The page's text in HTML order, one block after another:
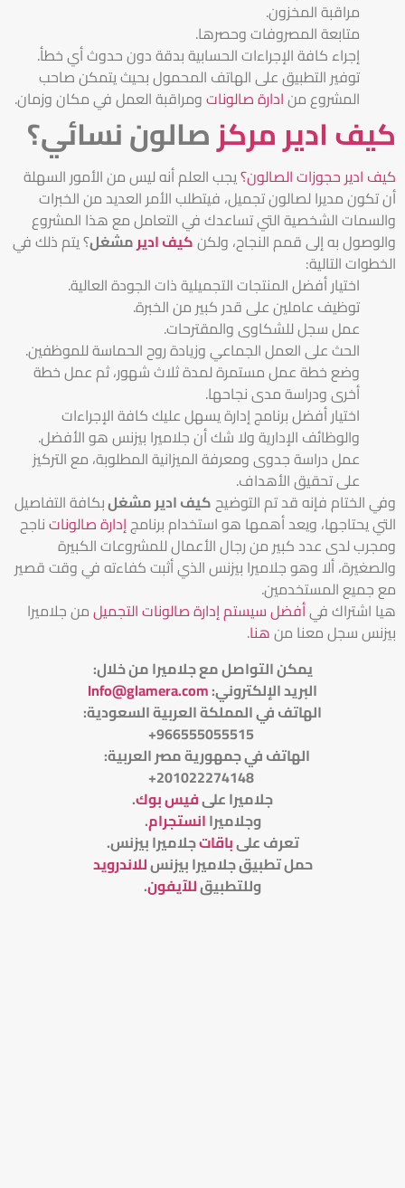
مراقبة المخزون.
متابعة المصروفات وحصرها.
إجراء كافة الإجراءات الحسابية بدقة دون حدوث أي خطأ.
توفير التطبيق على الهاتف المحمول بحيث يتمكن صاحب
المشروع منادارة صالوناتومراقبة العمل في مكان وزمان.
كيف ادير مركزصالون نسائي؟
كيف ادير حجوزات الصالون؟يجب العلم أنه ليس من الأمور السهلة
أن تكون مديرا لصالون تجميل، فيتطلب الأمر العديد من الخبرات
والسمات الشخصية التي تساعدك في التعامل مع هذا المشروع
والوصول به إلى قمم النجاح، ولكنكيف اديرمشغل؟ يتم ذلك في
الخطوات التالية:
اختيار أفضل المنتجات التجميلية ذات الجودة العالية.
توظيف عاملين على قدر كبير من الخبرة.
عمل سجل للشكاوى والمقترحات.
الحث على العمل الجماعي وزيادة روح الحماسة للموظفين.
وضع خطة عمل مستمرة لمدة ثلاث شهور، ثم عمل خطة
أخرى ودراسة مدى نجاحها.
اختيار أفضل برنامج إدارة يسهل عليك كافة الإجراءات
والوظائف الإدارية ولا شك أن جلاميرا بيزنس هو الأفضل.
عمل دراسة جدوى ومعرفة الميزانية المطلوبة، مع التركيز
على تحقيق الأهداف.
وفي الختام فإنه قد تم التوضيحكيف ادير مشغلبكافة التفاصيل
التي يحتاجها، ويعد أهمها هو استخدام برنامجإدارة صالوناتناجح
ومجرب لدى عدد كبير من رجال الأعمال للمشروعات الكبيرة
والصغيرة، ألا وهو جلاميرا بيزنس الذي أثبت كفاءته في وقت قصير
مع جميع المستخدمين.
هيا اشتراك فيأفضل سيستم إدارة صالونات التجميلمن جلاميرا
بيزنس سجل معنا منهنا.
يمكن التواصل مع جلاميرا من خلال:
البريد الإلكتروني:
Info@glamera.com
الهاتف في المملكة العربية السعودية:
الهاتف في جمهورية مصر العربية:
جلاميرا علىفيس بوك.
وجلاميراانستجرام.
تعرف علىباقاتجلاميرا بيزنس.
حمل تطبيق جلاميرا بيزنسللاندرويد
وللتطبيقللآيفون.